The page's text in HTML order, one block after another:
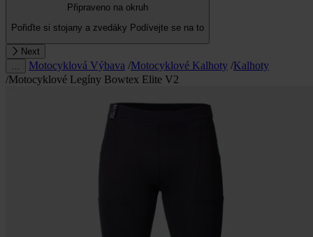
Připraveno na okruh
Pořiďte si stojany a zvedáky Podívejte se na to
Next
Motocyklová Výbava /Motocyklové Kalhoty /Kalhoty
/Motocyklové Legíny Bowtex Elite V2